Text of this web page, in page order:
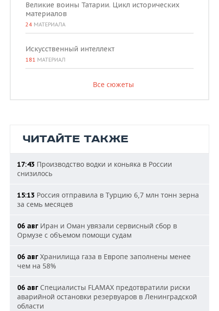
Великие воины Татарии. Цикл исторических
материалов
24 МАТЕРИАЛА
Искусственный интеллект
181 МАТЕРИАЛ
Все сюжеты
ЧИТАЙТЕ ТАКЖЕ
17:43 Производство водки и коньяка в России
снизилось
15:13 Россия отправила в Турцию 6,7 млн тонн зерна
за семь месяцев
06 авг Иран и Оман увязали сервисный сбор в
Ормузе с объемом помощи судам
06 авг Хранилища газа в Европе заполнены менее
чем на 58%
06 авг Специалисты FLAMAX предотвратили риски
аварийной остановки резервуаров в Ленинградской
области